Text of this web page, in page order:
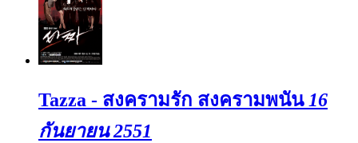
Tazza - สงครามรัก สงครามพนัน16
กันยายน 2551